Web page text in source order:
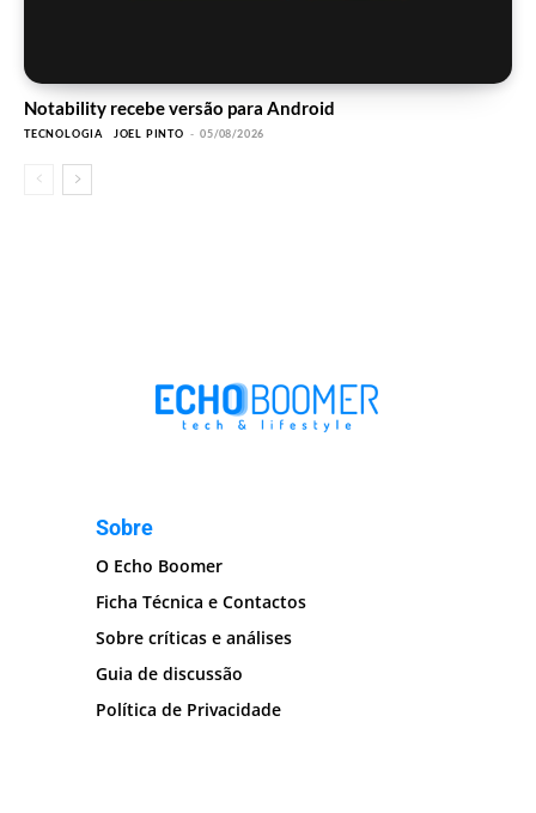
Notability recebe versão para Android
TECNOLOGIA JOEL PINTO - 05/08/2026
Sobre
O Echo Boomer
Ficha Técnica e Contactos
Sobre críticas e análises
Guia de discussão
Política de Privacidade